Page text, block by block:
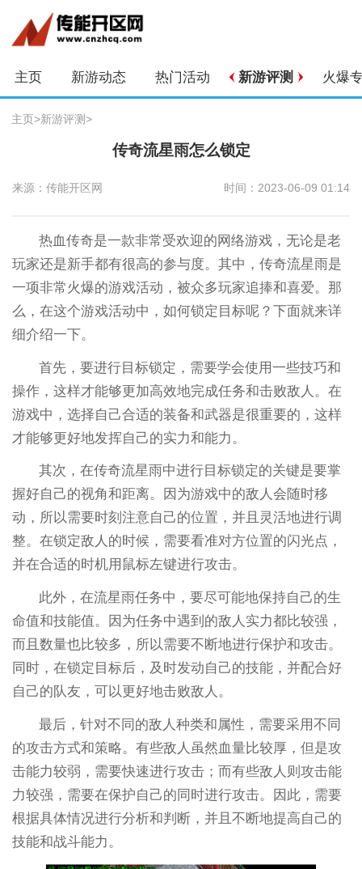
主页 新游动态 热门活动 新游评测 火爆
主页>新游评测>
传奇流星雨怎么锁定
来源：传能开区网 时间：2023-06-09 01:14
热血传奇是一款非常受欢迎的网络游戏，无论是老
玩家还是新手都有很高的参与度。其中，传奇流星雨是
一项非常火爆的游戏活动，被众多玩家追捧和喜爱。那
么，在这个游戏活动中，如何锁定目标呢？下面就来详
细介绍一下。
首先，要进行目标锁定，需要学会使用一些技巧和
操作，这样才能够更加高效地完成任务和击败敌人。在
游戏中，选择自己合适的装备和武器是很重要的，这样
才能够更好地发挥自己的实力和能力。
其次，在传奇流星雨中进行目标锁定的关键是要掌
握好自己的视角和距离。因为游戏中的敌人会随时移
动，所以需要时刻注意自己的位置，并且灵活地进行调
整。在锁定敌人的时候，需要看准对方位置的闪光点，
并在合适的时机用鼠标左键进行攻击。
此外，在流星雨任务中，要尽可能地保持自己的生
命值和技能值。因为任务中遇到的敌人实力都比较强，
而且数量也比较多，所以需要不断地进行保护和攻击。
同时，在锁定目标后，及时发动自己的技能，并配合好
自己的队友，可以更好地击败敌人。
最后，针对不同的敌人种类和属性，需要采用不同
的攻击方式和策略。有些敌人虽然血量比较厚，但是攻
击能力较弱，需要快速进行攻击；而有些敌人则攻击能
力较强，需要在保护自己的同时进行攻击。因此，需要
根据具体情况进行分析和判断，并且不断地提高自己的
技能和战斗能力。